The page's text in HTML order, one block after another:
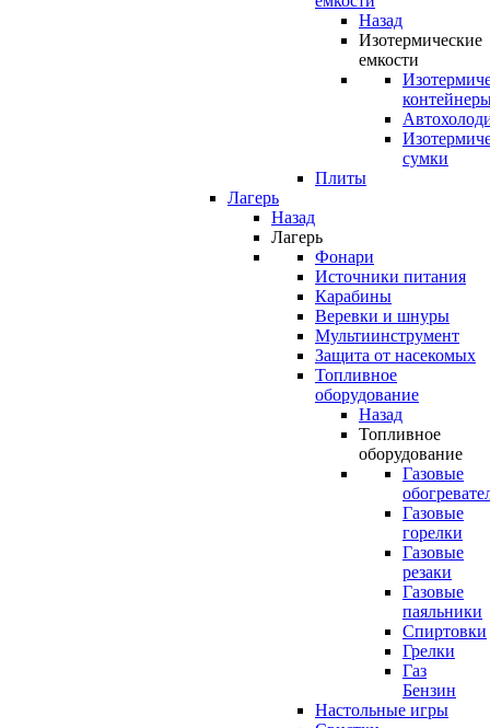
Назад
Изотермические
емкости
сумки
Плиты
Лагерь
Назад
Лагерь
Фонари
Источники питания
Карабины
Веревки и шнуры
Мультиинструмент
Защита от насекомых
Топливное
оборудование
Назад
Топливное
оборудование
Газовые
Газовые
горелки
Газовые
резаки
Газовые
паяльники
Спиртовки
Грелки
Газ
Бензин
Настольные игры